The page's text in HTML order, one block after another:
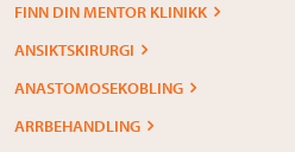
FINN DIN MENTOR KLINIKK
ANSIKTSKIRURGI
ANASTOMOSEKOBLING
ARRBEHANDLING